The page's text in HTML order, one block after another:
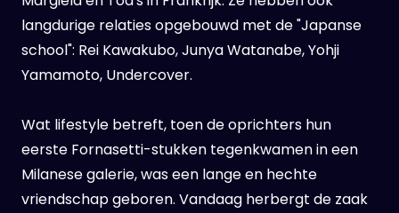
langdurige relaties opgebouwd met de "Japanse
school": Rei Kawakubo, Junya Watanabe, Yohji
Yamamoto, Undercover.
Wat lifestyle betreft, toen de oprichters hun
eerste Fornasetti-stukken tegenkwamen in een
Milanese galerie, was een lange en hechte
vriendschap geboren. Vandaag herbergt de zaak